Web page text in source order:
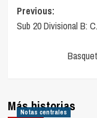
Navegación
de
entradas
Previous:
Sub 20 Divisional B:
Más historias
Notas centrales